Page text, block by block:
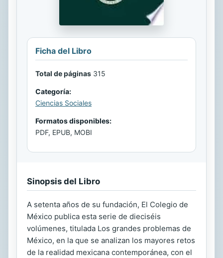
Ficha del Libro
Total de páginas 315
Categoría:
Ciencias Sociales
Formatos disponibles:
PDF, EPUB, MOBI
Sinopsis del Libro
A setenta años de su fundación, El Colegio de
México publica esta serie de dieciséis
volúmenes, titulada Los grandes problemas de
México, en la que se analizan los mayores retos
de la realidad mexicana contemporánea, con el